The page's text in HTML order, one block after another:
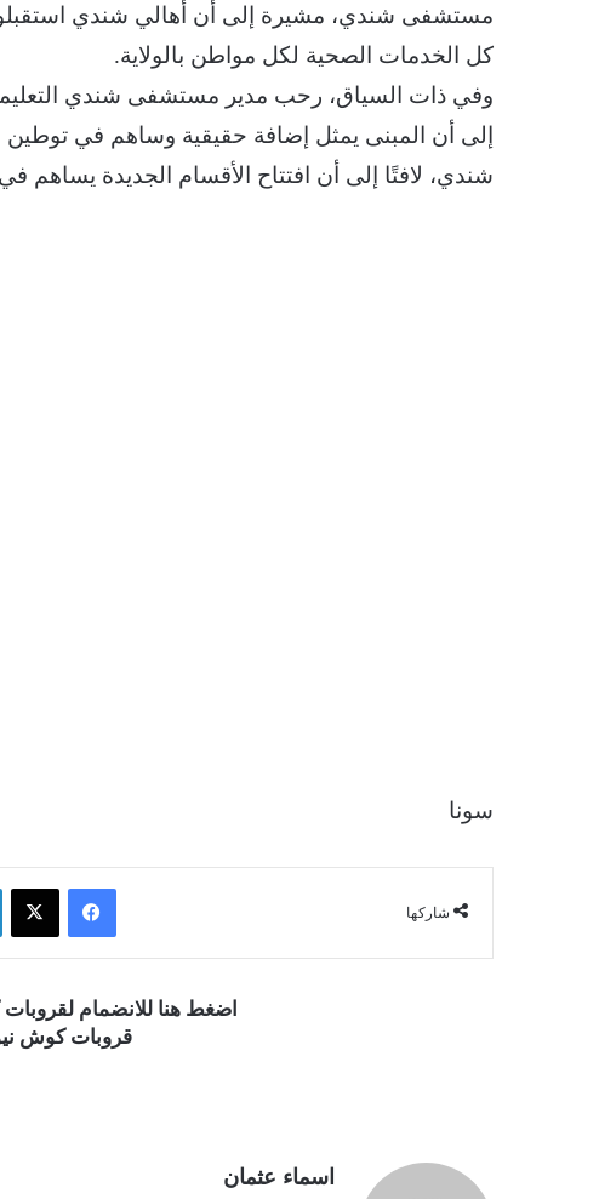
مستشفى شندي، مشيرة إلى أن أهالي شندي استقبلوا
كل الخدمات الصحية لكل مواطن بالولاية.
وفي ذات السياق، رحب مدير مستشفى شندي
إلى أن المبنى يمثل إضافة حقيقية وساهم في توطين
شندي، لافتًا إلى أن افتتاح الأقسام الجديدة
سونا
شاركها
فيسبوك ‫X
اضغط هنا للانضمام
قروبات كوش
اسماء عثمان